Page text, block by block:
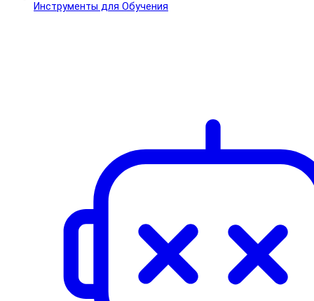
Инструменты для Обучения